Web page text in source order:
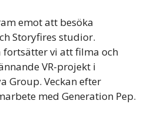
emot att besöka
Storyfires studior.
vi att filma och
VR-projekt i
Group. Veckan efter
med Generation Pep.